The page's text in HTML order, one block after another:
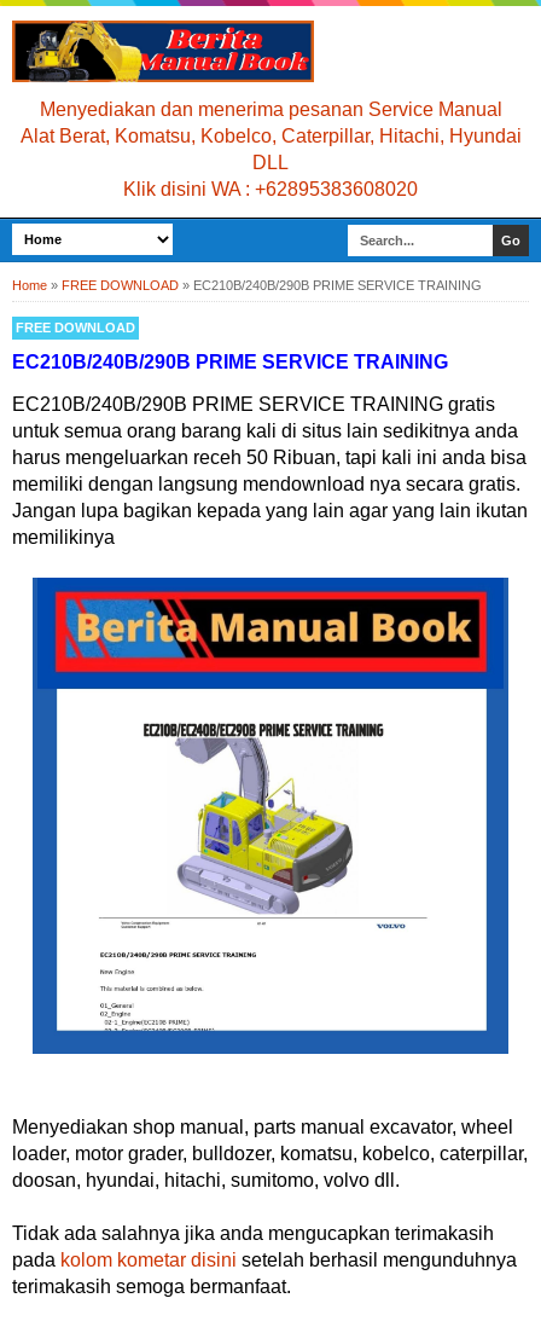
Menyediakan dan menerima pesanan Service Manual
Alat Berat, Komatsu, Kobelco, Caterpillar, Hitachi, Hyundai
DLL
Klik disini WA : +62895383608020
Home » FREE DOWNLOAD » EC210B/240B/290B PRIME SERVICE TRAINING
FREE DOWNLOAD
EC210B/240B/290B PRIME SERVICE TRAINING
EC210B/240B/290B PRIME SERVICE TRAINING gratis
untuk semua orang barang kali di situs lain sedikitnya anda
harus mengeluarkan receh 50 Ribuan, tapi kali ini anda bisa
memiliki dengan langsung mendownload nya secara gratis.
Jangan lupa bagikan kepada yang lain agar yang lain ikutan
memilikinya
Menyediakan shop manual, parts manual excavator, wheel
loader, motor grader, bulldozer, komatsu, kobelco, caterpillar,
doosan, hyundai, hitachi, sumitomo, volvo dll.
Tidak ada salahnya jika anda mengucapkan terimakasih
pada kolom kometar disini setelah berhasil mengunduhnya
terimakasih semoga bermanfaat.